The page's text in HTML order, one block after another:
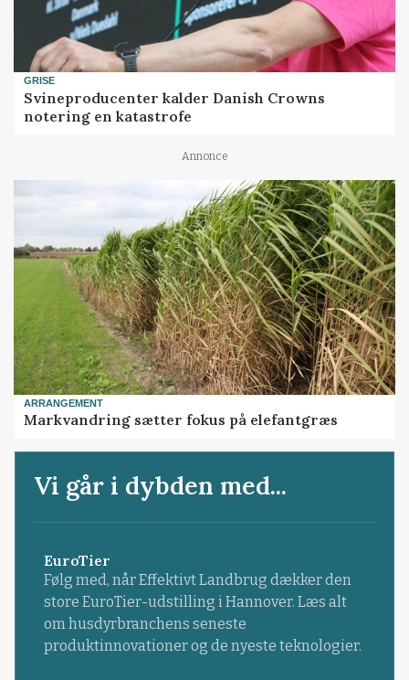
GRISE
Svineproducenter kalder Danish Crowns
notering en katastrofe
Annonce
ARRANGEMENT
Markvandring sætter fokus på elefantgræs
Vi går i dybden med...
EuroTier
Følg med, når Effektivt Landbrug dækker den
store EuroTier-udstilling i Hannover. Læs alt
om husdyrbranchens seneste
produktinnovationer og de nyeste teknologier.